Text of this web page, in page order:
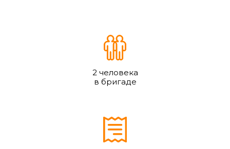
2 человека
в бригаде